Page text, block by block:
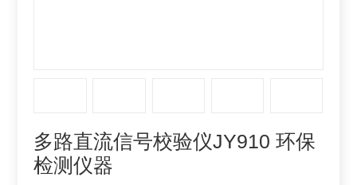
多路直流信号校验仪JY910 环保
检测仪器